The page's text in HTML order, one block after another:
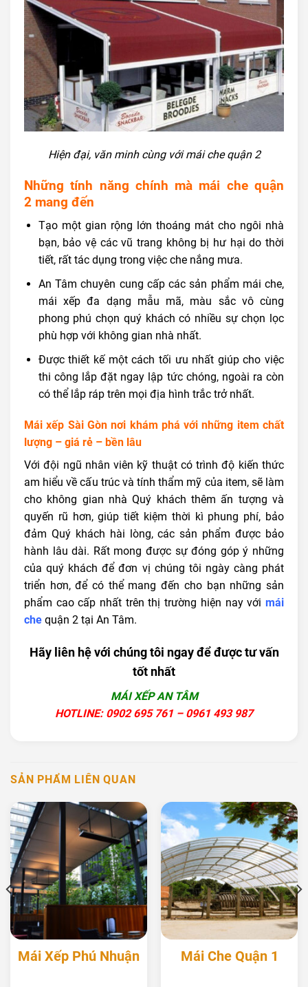
Hiện đại, văn minh cùng với mái che quận 2
Những tính năng chính mà mái che quận
2 mang đến
Tạo một gian rộng lớn thoáng mát cho ngôi nhà
bạn, bảo vệ các vũ trang không bị hư hại do thời
tiết, rất tác dụng trong việc che nắng mưa.
An Tâm chuyên cung cấp các sản phẩm mái che,
mái xếp đa dạng mẫu mã, màu sắc vô cùng
phong phú chọn quý khách có nhiều sự chọn lọc
phù hợp với không gian nhà nhất.
Được thiết kế một cách tối ưu nhất giúp cho việc
thi công lắp đặt ngay lập tức chóng, ngoài ra còn
có thể lắp ráp trên mọi địa hình trắc trở nhất.
Mái xếp Sài Gòn nơi khám phá với những item chất
lượng – giá rẻ – bền lâu
Với đội ngũ nhân viên kỹ thuật có trình độ kiến thức
am hiểu về cấu trúc và tính thẩm mỹ của item, sẽ làm
cho không gian nhà Quý khách thêm ấn tượng và
quyến rũ hơn,giúp tiết kiệm thời kì phung phí, bảo
đảm Quý khách hài lòng, các sản phẩm được bảo
hành lâu dài. Rất mong được sự đóng góp ý những
của quý khách để đơn vị chúng tôi ngày càng phát
triển hơn, để có thể mang đến cho bạn những sản
phẩm cao cấp nhất trên thị trường hiện nay với mái
che quận 2 tại An Tâm.
Hãy liên hệ với chúng tôi ngay để được tư vấn
tốt nhất
MÁI XẾP AN TÂM
HOTLINE: 0902 695 761 – 0961 493 987
SẢN PHẨM LIÊN QUAN
Mái Xếp Phú Nhuận Mái Che Quận 1